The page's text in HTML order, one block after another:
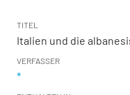
TITEL
Italien und die
VERFASSER
*